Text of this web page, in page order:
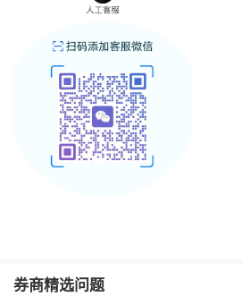
券商精选问题